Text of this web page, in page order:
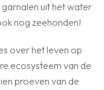
uit het water
nog zeehonden!
over het leven op
ecosysteem van de
proeven van de